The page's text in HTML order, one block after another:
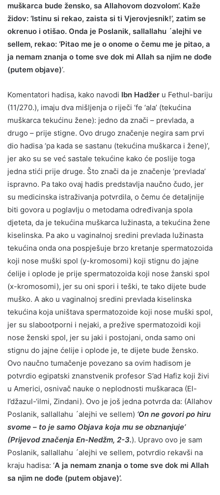
muškarca bude žensko, sa Allahovom dozvolom’. Kaže
židov: ‘Istinu si rekao, zaista si ti Vjerovjesnik!’, zatim se
okrenuo i otišao. Onda je Poslanik, sallallahu ´alejhi ve
sellem, rekao: ‘Pitao me je o onome o čemu me je pitao, a
ja nemam znanja o tome sve dok mi Allah sa njim ne dođe
(putem objave)’.
Komentatori hadisa, kako navodi Ibn Hadžer u Fethul-bariju
(11/270.), imaju dva mišljenja o riječi ‘fe ‘ala’ (tekućina
muškarca tekućinu žene): jedno da znači – prevlada, a
drugo – prije stigne. Ovo drugo značenje negira sam prvi
dio hadisa ‘pa kada se sastanu (tekućina muškarca i žene)’,
jer ako su se već sastale tekućine kako će poslije toga
jedna stići prije druge. Što znači da je značenje ‘prevlada’
ispravno. Pa tako ovaj hadis predstavlja naučno čudo, jer
su medicinska istraživanja potvrdila, o čemu će detaljnije
biti govora u poglavlju o metodama određivanja spola
djeteta, da je tekućina muškarca lužinasta, a tekućina žene
kiselinska. Pa ako u vaginalnoj sredini prevlada lužinasta
tekućina onda ona pospješuje brzo kretanje spermatozoida
koji nose muški spol (y-kromosomi) koji stignu do jajne
ćelije i oplode je prije spermatozoida koji nose žanski spol
(x-kromosomi), jer su oni spori i teški, te tako dijete bude
muško. A ako u vaginalnoj sredini prevlada kiselinska
tekućina koja uništava spermatozoide koji nose muški spol,
jer su slabootporni i nejaki, a prežive spermatozoidi koji
nose ženski spol, jer su jaki i postojani, onda samo oni
stignu do jajne ćelije i oplode je, te dijete bude žensko.
Ovo naučno tumačenje povezano sa ovim hadisom je
potvrdio egipatski znanstvenik profesor S’ad Hafiz koji živi
u Americi, osnivač nauke o neplodnosti muškaraca (El-
I’džazul-‘ilmi, Zindani). Ovo je još jedna potvrda da: (Allahov
Poslanik, sallallahu ´alejhi ve sellem) ‘On ne govori po hiru
svome – to je samo Objava koja mu se obznanjuje’
(Prijevod značenja En-Nedžm, 2-3.). Upravo ovo je sam
Poslanik, sallallahu ´alejhi ve sellem, potvrdio rekavši na
kraju hadisa: ‘A ja nemam znanja o tome sve dok mi Allah
sa njim ne dođe (putem objave)’.